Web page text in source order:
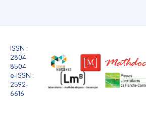
ISSN :
2804-
8504
e-ISSN :
2592-
6616